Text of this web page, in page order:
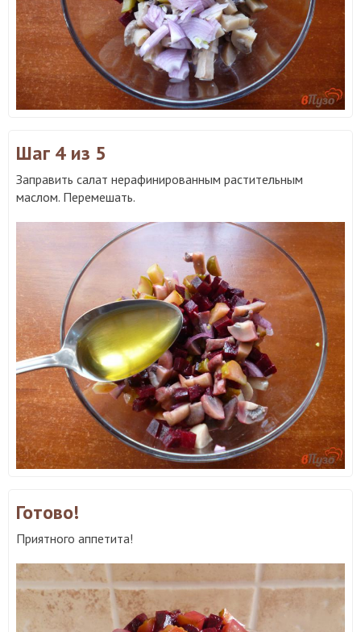
Шаг 4 из 5
Заправить салат нерафинированным растительным
маслом. Перемешать.
Готово!
Приятного аппетита!